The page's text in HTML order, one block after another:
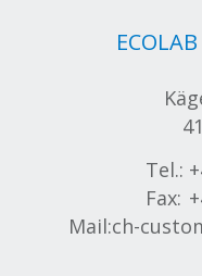
Tel.:
Fax:
Mail:ch-